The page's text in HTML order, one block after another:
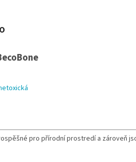
pro přírodní prostredí a zároveň